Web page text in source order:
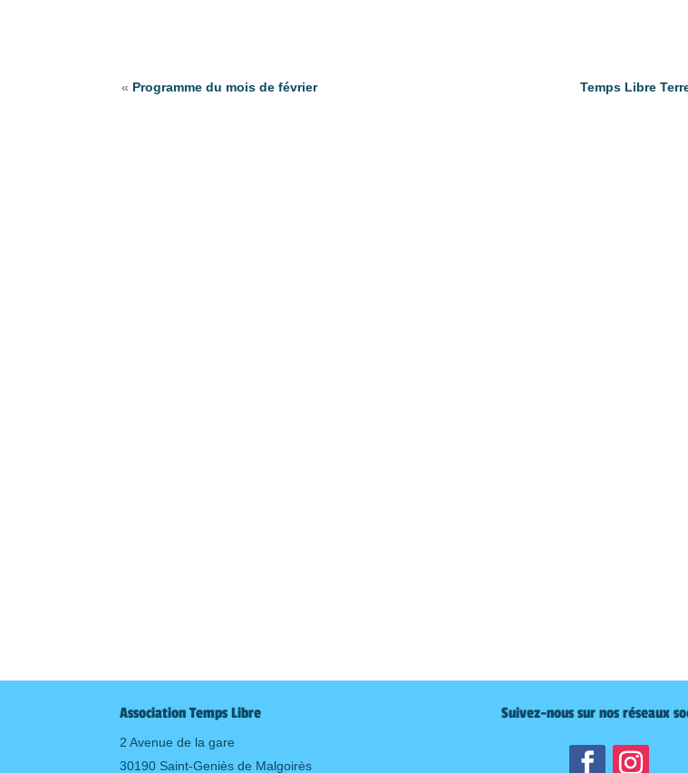
« Programme du mois de février Temps Libre
Association Temps Libre
2 Avenue de la gare
30190 Saint-Geniès de Malgoirès
Suivez-nous sur nos réseaux